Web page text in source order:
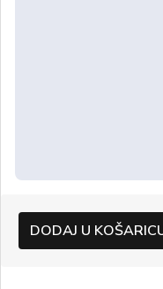
DODAJ U